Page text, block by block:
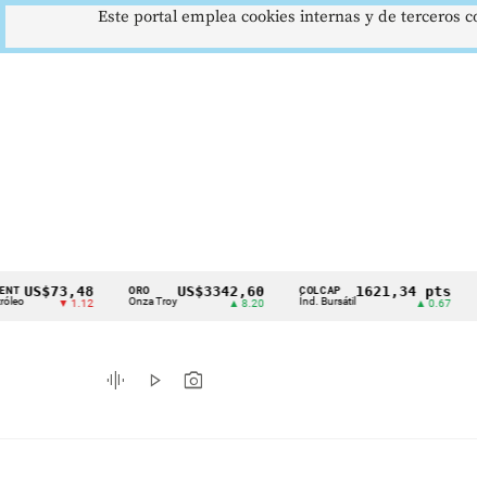
Cintillo
indicadores
económicos
▼ 1.12
ORO
Onza Troy
US$3342,60 COLCAP
Índ. Bursátil
1621,34 pts USD/
Dólar
graphic_eq play_arrow photo_camera
Este portal emplea cookies internas y de terceros